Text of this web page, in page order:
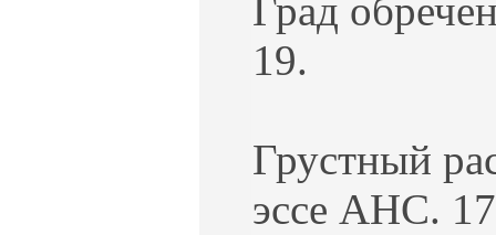
Град
19.
Грустный
эссе АНС.